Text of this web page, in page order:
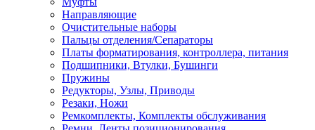
Направляющие
Очистительные наборы
Пальцы отделения/Сепараторы
Платы форматирования, контроллера, питания
Подшипники, Втулки, Бушинги
Пружины
Редукторы, Узлы, Приводы
Резаки, Ножи
Ремкомплекты, Комплекты обслуживания